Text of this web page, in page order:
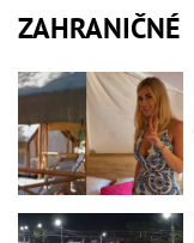
ZAHRANIČNÉ